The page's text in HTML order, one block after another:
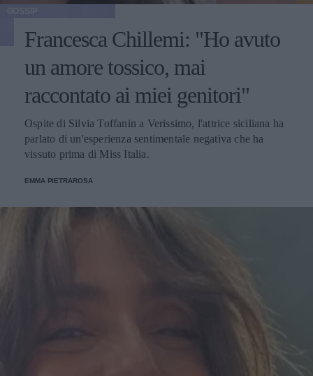
Francesca Chillemi: "Ho avuto
un amore tossico, mai
raccontato ai miei genitori"
Ospite di Silvia Toffanin a Verissimo, l'attrice siciliana ha
parlato di un'esperienza sentimentale negativa che ha
vissuto prima di Miss Italia.
EMMA PIETRAROSA